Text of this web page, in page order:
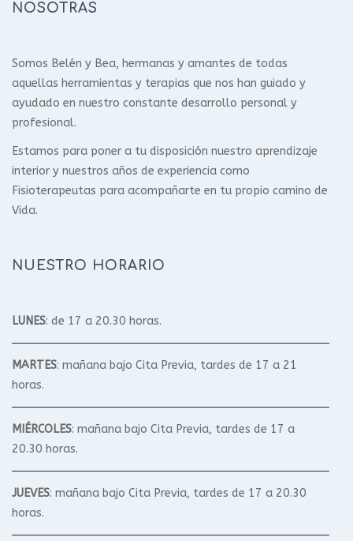
NOSOTRAS
Somos Belén y Bea, hermanas y amantes de todas
aquellas herramientas y terapias que nos han guiado y
ayudado en nuestro constante desarrollo personal y
profesional.
Estamos para poner a tu disposición nuestro aprendizaje
interior y nuestros años de experiencia como
Fisioterapeutas para acompañarte en tu propio camino de
Vida.
NUESTRO HORARIO
LUNES: de 17 a 20.30 horas.
MARTES: mañana bajo Cita Previa, tardes de 17 a 21
horas.
MIÉRCOLES: mañana bajo Cita Previa, tardes de 17 a
20.30 horas.
JUEVES: mañana bajo Cita Previa, tardes de 17 a 20.30
horas.